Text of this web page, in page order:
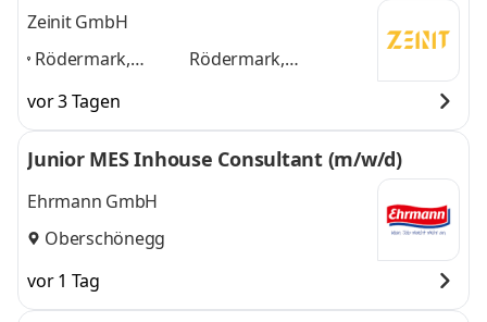
Zeinit GmbH
Rödermark,
Rodgau,
Dietzenbach,
Babenhausen,
Dreieich
Rödermark,
Babenhausen,
Dreieichund 4 weitere
vor 3 Tagen
Junior MES Inhouse Consultant (m/w/d)
Ehrmann GmbH
Oberschönegg
vor 1 Tag